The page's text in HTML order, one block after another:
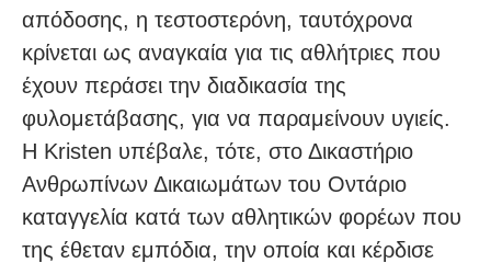
απόδοσης, η τεστοστερόνη, ταυτόχρονα
κρίνεται ως αναγκαία για τις αθλήτριες που
έχουν περάσει την διαδικασία της
φυλομετάβασης, για να παραμείνουν υγιείς.
Η Kristen υπέβαλε, τότε, στο Δικαστήριο
Ανθρωπίνων Δικαιωμάτων του Οντάριο
καταγγελία κατά των αθλητικών φορέων που
της έθεταν εμπόδια, την οποία και κέρδισε